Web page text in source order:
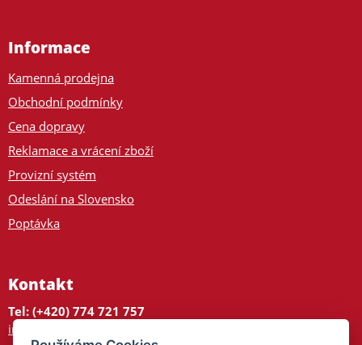
Informace
Kamenná prodejna
Obchodní podmínky
Cena dopravy
Reklamace a vrácení zboží
Provizní systém
Odeslání na Slovensko
Poptávka
Kontakt
Tel: (+420) 774 721 757
info@tajnedarky.cz